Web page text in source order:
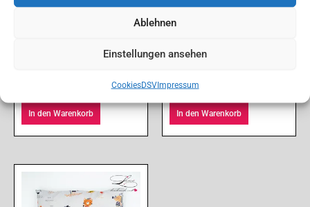
Ablehnen
Einstellungen ansehen
CookiesDSVImpressum
In den Warenkorb In den Warenkorb